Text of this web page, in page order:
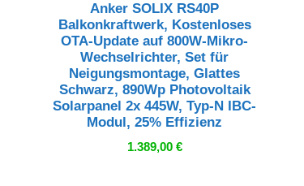
Anker SOLIX RS40P
Balkonkraftwerk, Kostenloses
OTA-Update auf 800W-Mikro-
Wechselrichter, Set für
Neigungsmontage, Glattes
Schwarz, 890Wp Photovoltaik
Solarpanel 2x 445W, Typ-N IBC-
Modul, 25% Effizienz
1.389,00 €